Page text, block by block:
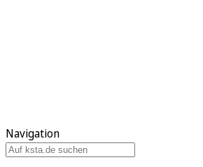
Navigation